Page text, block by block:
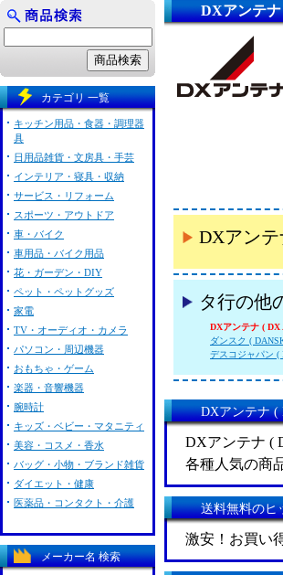
DXアンテ
DXアン
タ行の他
DXアンテナ ( DX
ダンスク (
デスコジャパン (
DXアンテナ (
DXアンテナ (
各種人気の商
送料無料のヒ
激安！お買い
カテゴリ 一覧
キッチン用品・食器・調理器
具
日用品雑貨・文房具・手芸
インテリア・寝具・収納
サービス・リフォーム
スポーツ・アウトドア
車・バイク
車用品・バイク用品
花・ガーデン・DIY
ペット・ペットグッズ
家電
TV・オーディオ・カメラ
パソコン・周辺機器
おもちゃ・ゲーム
楽器・音響機器
腕時計
キッズ・ベビー・マタニティ
美容・コスメ・香水
バッグ・小物・ブランド雑貨
ダイエット・健康
医薬品・コンタクト・介護
メーカー名 検索